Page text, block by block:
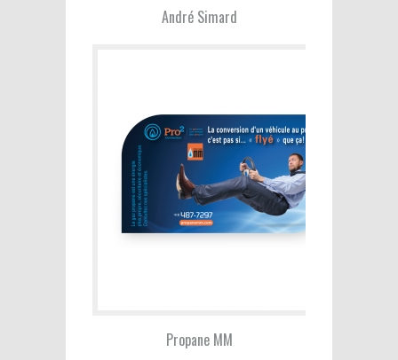
André Simard
Propane MM